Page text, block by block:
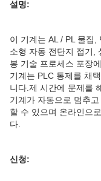
설명:
이 기계는 AL / PL 물집
소형 자동 전단지 접기,
봉 기술 프로세스 포장
기계는 PLC 통제를 채
니다.제 시간에 문제를
기계가 자동으로 멈추
할 수 있으며 온라인으
다.
신청: